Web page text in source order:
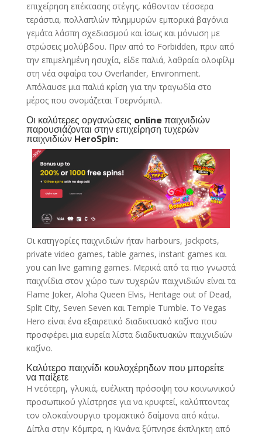
επιχείρηση επέκτασης στέγης, κάθονταν τέσσερα
τεράστια, πολλαπλών πλημμυρών εμπορικά βαγόνια
γεμάτα λάσπη σχεδιασμού και ίσως και μόνωση με
στρώσεις μολύβδου. Πριν από το Forbidden, πριν από
την επιμελημένη ησυχία, είδε παλιά, λαθραία ολοφίλμ
στη νέα σφαίρα του Overlander, Environment.
Απόλαυσε μια παλιά κρίση για την τραγωδία στο
μέρος που ονομάζεται Τσερνόμπιλ.
Οι καλύτερες οργανώσεις online παιχνιδιών
παρουσιάζονται στην επιχείρηση τυχερών
παιχνιδιών HeroSpin:
Οι κατηγορίες παιχνιδιών ήταν harbours, jackpots,
private video games, table games, instant games και
you can live gaming games. Μερικά από τα πιο γνωστά
παιχνίδια στον χώρο των τυχερών παιχνιδιών είναι τα
Flame Joker, Aloha Queen Elvis, Heritage out of Dead,
Split City, Seven Seven και Temple Tumble. Το Vegas
Hero είναι ένα εξαιρετικό διαδικτυακό καζίνο που
προσφέρει μια ευρεία λίστα διαδικτυακών παιχνιδιών
καζίνο.
Καλύτερο παιχνίδι κουλοχέρηδων που μπορείτε
να παίξετε
Η νεότερη, γλυκιά, ευέλικτη πρόσοψη του κοινωνικού
προσωπικού γλίστρησε για να κρυφτεί, καλύπτοντας
τον ολοκαίνουργιο τρομακτικό δαίμονα από κάτω.
Δίπλα στην Κόμπρα, η Κινάνα ξύπνησε έκπληκτη από